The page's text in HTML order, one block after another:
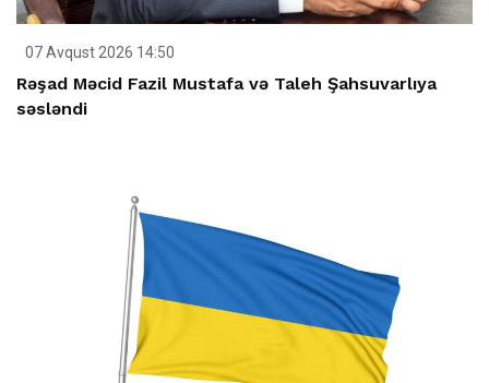
07 Avqust 2026 14:50
Rəşad Məcid Fazil Mustafa və Taleh Şahsuvarlıya
səsləndi